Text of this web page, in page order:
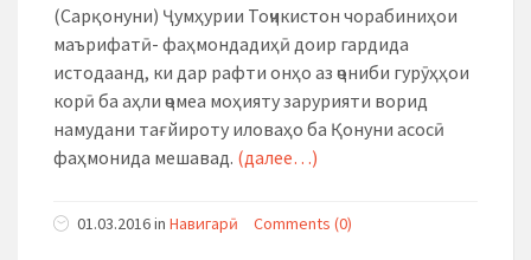
(Сарқонуни) Ҷумҳурии Тоҷикистон чорабиниҳои
маърифатӣ- фаҳмондадиҳӣ доир гардида
истодаанд, ки дар рафти онҳо аз ҷониби гурӯҳҳои
корӣ ба аҳли ҷомеа моҳияту зарурияти ворид
намудани тағйироту иловаҳо ба Қонуни асосӣ
фаҳмонида мешавад. (далее…)
01.03.2016in Навигарӣ Comments (0)